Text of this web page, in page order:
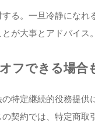
る。一旦冷静になれ
が大事とアドバイス。
フできる場合
特定継続的役務提供
契約では、特定商取